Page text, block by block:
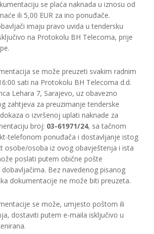
se plaća naknada u iznosu od
ili 5,00 EUR za ino ponuđače.
imaju pravo uvida u tendersku
na Protokolu BH Telecoma, prije
se može preuzeti svakim radnim
sati na Protokolu BH Telecoma d.d.
Lehara 7, Sarajevo, uz obavezno
zahtjeva za preuzimanje tenderske
o izvršenoj uplati naknade za
broj: 03-61971/24, sa tačnom
telefonom ponuđača i dostavljanje istog
osobe/osoba iz ovog obavještenja i ista
poslati putem obične pošte
Bez navedenog pisanog
dokumentacije ne može biti preuzeta.
se može, umjesto poštom ili
dostaviti putem e-maila isključivo u